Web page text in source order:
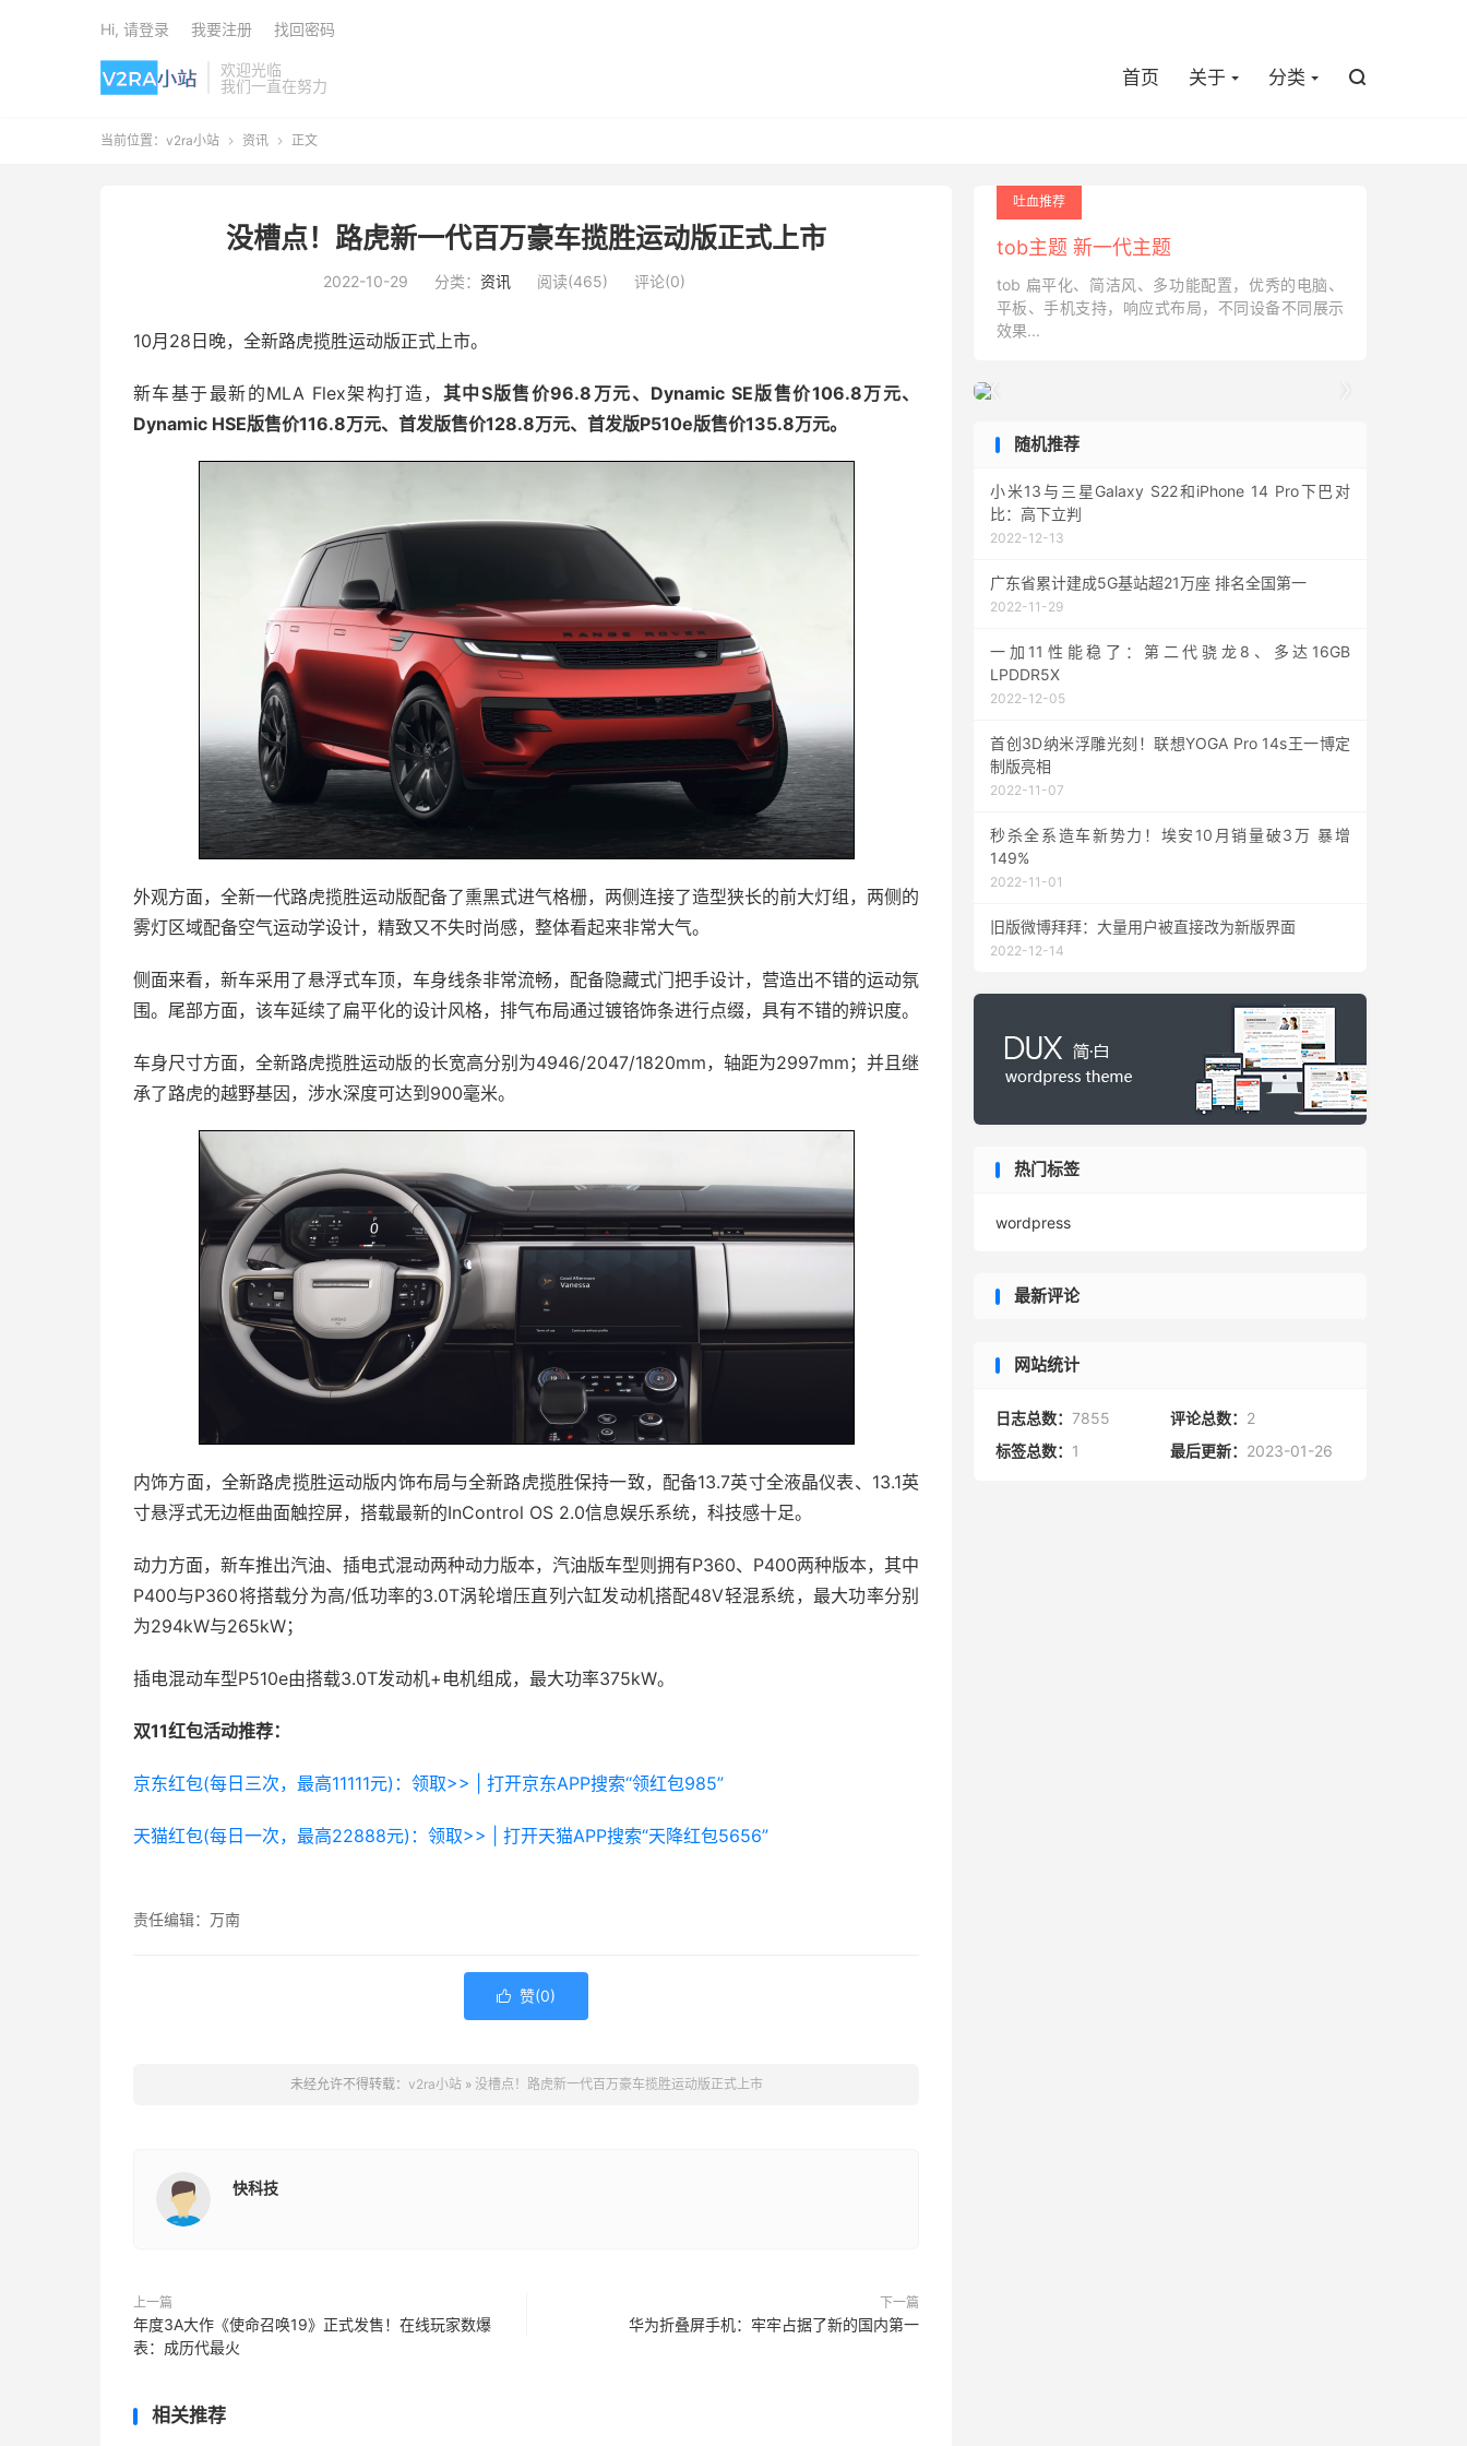
欢迎光临
我们一直在努力
首页 关于 分类 
Hi, 请登录 我要注册 找回密码
当前位置： v2ra小站  资讯  正文
没槽点！路虎新一代百万豪车揽胜运动版正式上市
2022-10-29 分类： 资讯 阅读(465) 评论(0)
10月28日晚，全新路虎揽胜运动版正式上市。
新车基于最新的MLA Flex架构打造， 其中S版售价96.8万元、Dynamic SE版售价106.8万元、
Dynamic HSE版售价116.8万元、首发版售价128.8万元、首发版P510e版售价135.8万元。
外观方面，全新一代路虎揽胜运动版配备了熏黑式进气格栅，两侧连接了造型狭长的前大灯组，两侧的
雾灯区域配备空气运动学设计，精致又不失时尚感，整体看起来非常大气。
侧面来看，新车采用了悬浮式车顶，车身线条非常流畅，配备隐藏式门把手设计，营造出不错的运动氛
围。尾部方面，该车延续了扁平化的设计风格，排气布局通过镀铬饰条进行点缀，具有不错的辨识度。
车身尺寸方面，全新路虎揽胜运动版的长宽高分别为4946/2047/1820mm，轴距为2997mm；并且继
承了路虎的越野基因，涉水深度可达到900毫米。
内饰方面，全新路虎揽胜运动版内饰布局与全新路虎揽胜保持一致，配备13.7英寸全液晶仪表、13.1英
寸悬浮式无边框曲面触控屏，搭载最新的InControl OS 2.0信息娱乐系统，科技感十足。
动力方面，新车推出汽油、插电式混动两种动力版本，汽油版车型则拥有P360、P400两种版本，其中
P400与P360将搭载分为高/低功率的3.0T涡轮增压直列六缸发动机搭配48V轻混系统，最大功率分别
为294kW与265kW；
插电混动车型P510e由搭载3.0T发动机+电机组成，最大功率375kW。
双11红包活动推荐：
京东红包(每日三次，最高11111元)：领取>> | 打开京东APP搜索“领红包985”
天猫红包(每日一次，最高22888元)：领取>> | 打开天猫APP搜索“天降红包5656”
责任编辑：万南
 赞(0)
未经允许不得转载： v2ra小站» 没槽点！路虎新一代百万豪车揽胜运动版正式上市
快科技
上一篇
年度3A大作《使命召唤19》正式发售！在线玩家数爆
表：成历代最火
下一篇
华为折叠屏手机：牢牢占据了新的国内第一
相关推荐
吐血推荐
tob主题 新一代主题
tob 扁平化、简洁风、多功能配置，优秀的电脑、
平板、手机支持，响应式布局，不同设备不同展示
效果...

随机推荐
小米13与三星Galaxy S22和iPhone 14 Pro下巴对
比：高下立判
2022-12-13
广东省累计建成5G基站超21万座 排名全国第一
2022-11-29
一加11性能稳了：第二代骁龙8、多达16GB
LPDDR5X
2022-12-05
首创3D纳米浮雕光刻！联想YOGA Pro 14s王一博定
制版亮相
2022-11-07
秒杀全系造车新势力！埃安10月销量破3万 暴增
149%
2022-11-01
旧版微博拜拜：大量用户被直接改为新版界面
2022-12-14
热门标签
wordpress
最新评论
网站统计
日志总数： 7855 评论总数： 2
标签总数： 1 最后更新： 2023-01-26